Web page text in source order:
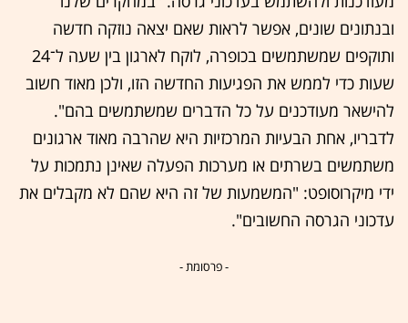
ובנתונים שונים, אפשר לראות שאם יצאה נוזקה חדשה
ותוקפים שמשתמשים בכופרה, לוקח לארגון בין שעה ל־24
שעות כדי לממש את הפגיעות החדשה הזו, ולכן מאוד חשוב
להישאר מעודכנים על כל הדברים שמשתמשים בהם".
לדבריו, אחת הבעיות המרכזיות היא שהרבה מאוד ארגונים
משתמשים בשרתים או מערכות הפעלה שאינן נתמכות על
ידי מיקרוסופט: "המשמעות של זה היא שהם לא מקבלים את
עדכוני הגרסה החשובים".
- פרסומת -